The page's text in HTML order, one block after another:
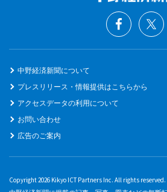
中野経済新聞について
プレスリリース・情報提供はこちらから
アクセスデータの利用について
お問い合わせ
広告のご案内
Copyright 2026 Kikyo ICT Partners Inc. All rights reserved.